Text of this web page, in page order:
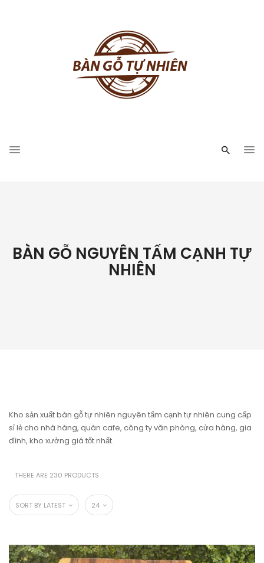
BÀN GỖ NGUYÊN TẤM CẠNH TỰ
NHIÊN
Kho sản xuất bàn gỗ tự nhiên nguyên tấm cạnh tự nhiên cung cấp
sỉ lẻ cho nhà hàng, quán cafe, công ty văn phòng, cửa hàng, gia
đình, kho xưởng giá tốt nhất.
THERE ARE 230 PRODUCTS
SORT BY LATEST 24